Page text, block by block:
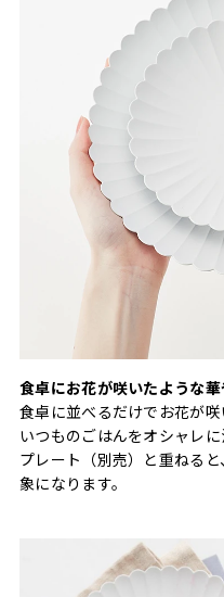
食卓にお花が咲いたような華
食卓に並べるだけでお花が咲
いつものごはんをオシャレ
プレート（別売）と重ねる
象になります。